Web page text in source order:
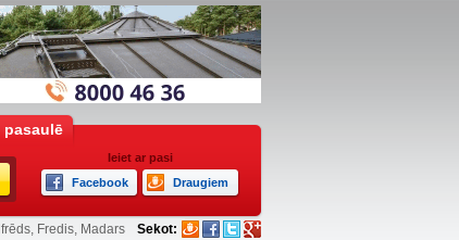
pasaulē
Ieiet ar pasi
Facebook
Draugiem
Fredis, Madars Sekot: